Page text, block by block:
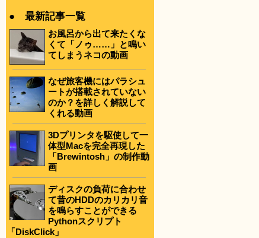
● 最新記事一覧
お風呂から出て来たくな
くて「ノゥ……」と鳴い
てしまうネコの動画
なぜ旅客機にはパラシュ
ートが搭載されていない
のか？を詳しく解説して
くれる動画
3Dプリンタを駆使して一
体型Macを完全再現した
「Brewintosh」の制作動
画
ディスクの負荷に合わせ
て昔のHDDのカリカリ音
を鳴らすことができる
Pythonスクリプト
「DiskClick」